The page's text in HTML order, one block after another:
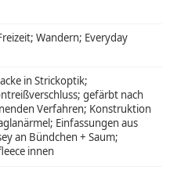
Wandern; Everyday
in Strickoptik;
gefärbt nach
Verfahren; Konstruktion
Einfassungen aus
an Bündchen + Saum;
innen